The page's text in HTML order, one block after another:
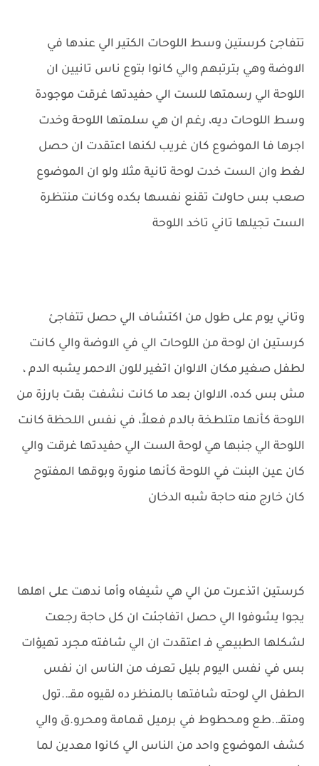
تتفاجئ كرستين وسط اللوحات الكتير الي عندها في
الاوضة وهي بترتبهم والي كانوا بتوع ناس تانيين ان
اللوحة الي رسمتها للست الي حفيدتها غرقت موجودة
وسط اللوحات ديه، رغم ان هي سلمتها اللوحة وخدت
اجرها فا الموضوع كان غريب لكنها اعتقدت ان حصل
لغط وان الست خدت لوحة تانية مثلا ولو ان الموضوع
صعب بس حاولت تقنع نفسها بكده وكانت منتظرة
الست تجيلها تاني تاخد اللوحة
وتاني يوم على طول من اكتشاف الي حصل تتفاجئ
كرستين ان لوحة من اللوحات الي في الاوضة والي كانت
لطفل صغير مكان الالوان اتغير للون الاحمر يشبه الدم ،
مش بس كده، الالوان بعد ما كانت نشفت بقت بارزة من
اللوحة كأنها متلطخة بالدم فعلاً، في نفس اللحظة كانت
اللوحة الي جنبها هي لوحة الست الي حفيدتها غرقت والي
كان عين البنت في اللوحة كأنها منورة وبوقها المفتوح
كان خارج منه حاجة شبه الدخان
كرستين اتذعرت من الي هي شيفاه وأما ندهت على اهلها
يجوا يشوفوا الي حصل اتفاجئت ان كل حاجة رجعت
لشكلها الطبيعي فـ اعتقدت ان الي شافته مجرد تهيؤات
بس في نفس اليوم بليل تعرف من الناس ان نفس
الطفل الي لوحته شافتها بالمنظر ده لقيوه مقـ..تول
ومتقـ..طع ومحطوط في برميل قمامة ومحرو.ق والي
كشف الموضوع واحد من الناس الي كانوا معدين لما